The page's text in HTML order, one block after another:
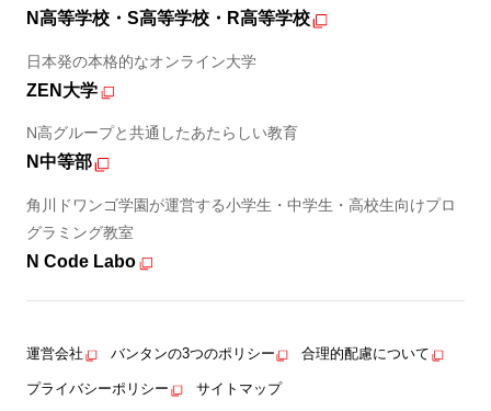
N高等学校・S高等学校・R高等学校
日本発の本格的なオンライン大学
ZEN大学
N高グループと共通したあたらしい教育
N中等部
角川ドワンゴ学園が運営する小学生・中学生・高校生向けプロ
グラミング教室
N Code Labo
運営会社 バンタンの3つのポリシー 合理的配慮について
プライバシーポリシー サイトマップ